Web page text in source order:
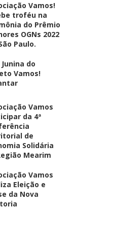
Vamos!
troféu na
do Prêmio
OGNs 2022
Paulo.
do
Vamos!
Vamos
da 4ª
de
Solidária
Mearim
Vamos
Eleição e
da Nova